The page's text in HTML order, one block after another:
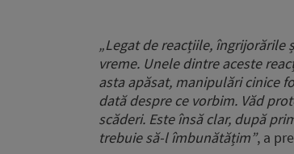
„Legat de reacțiile,
vreme. Unele dintre aceste
asta apăsat, manipulări cinice
dată despre ce vorbim. Văd
scăderi. Este însă clar, după
trebuie să-l îmbunătățim”, a